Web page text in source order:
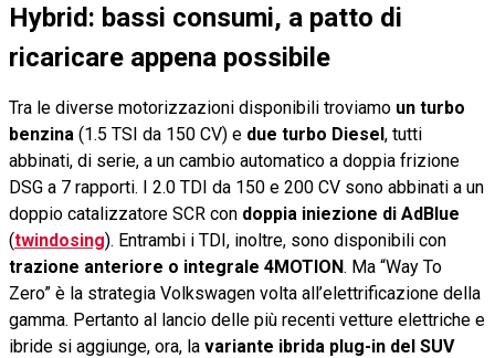
Hybrid: bassi consumi, a patto di
ricaricare appena possibile
Tra le diverse motorizzazioni disponibili troviamo un turbo
benzina (1.5 TSI da 150 CV) e due turbo Diesel, tutti
abbinati, di serie, a un cambio automatico a doppia frizione
DSG a 7 rapporti. I 2.0 TDI da 150 e 200 CV sono abbinati a un
doppio catalizzatore SCR con doppia iniezione di AdBlue
(twindosing). Entrambi i TDI, inoltre, sono disponibili con
trazione anteriore o integrale 4MOTION. Ma “Way To
Zero” è la strategia Volkswagen volta all’elettrificazione della
gamma. Pertanto al lancio delle più recenti vetture elettriche e
ibride si aggiunge, ora, la variante ibrida plug-in del SUV